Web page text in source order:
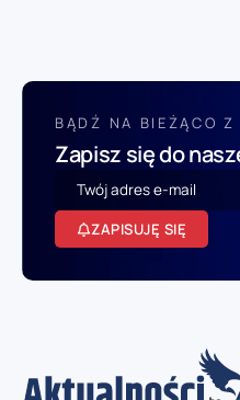
BĄDŹ NA BIEŻĄCO
Zapisz się do
ZAPISUJĘ SIĘ